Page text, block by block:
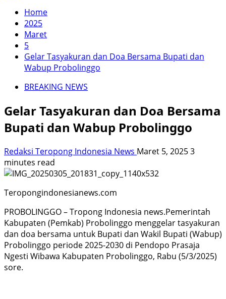
Home
2025
Maret
5
Gelar Tasyakuran dan Doa Bersama Bupati dan
Wabup Probolinggo
BREAKING NEWS
Gelar Tasyakuran dan Doa Bersama
Bupati dan Wabup Probolinggo
Redaksi Teropong Indonesia News Maret 5, 20253
minutes read
Teropongindonesianews.com
PROBOLINGGO – Tropong Indonesia news.Pemerintah
Kabupaten (Pemkab) Probolinggo menggelar tasyakuran
dan doa bersama untuk Bupati dan Wakil Bupati (Wabup)
Probolinggo periode 2025-2030 di Pendopo Prasaja
Ngesti Wibawa Kabupaten Probolinggo, Rabu (5/3/2025)
sore.